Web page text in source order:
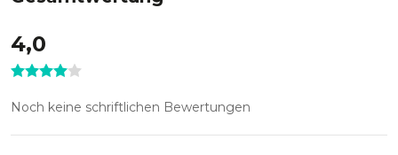
4,0
Noch keine schriftlichen Bewertungen